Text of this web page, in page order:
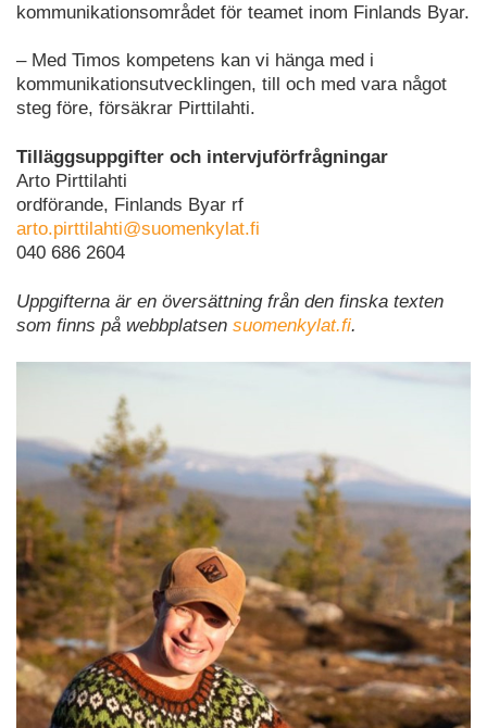
kommunikationsområdet för teamet inom Finlands Byar.
– Med Timos kompetens kan vi hänga med i
kommunikationsutvecklingen, till och med vara något
steg före, försäkrar Pirttilahti.
Tilläggsuppgifter och intervjuförfrågningar
Arto Pirttilahti
ordförande, Finlands Byar rf
arto.pirttilahti@suomenkylat.fi
040 686 2604
Uppgifterna är en översättning från den finska texten
som finns på webbplatsen suomenkylat.fi.